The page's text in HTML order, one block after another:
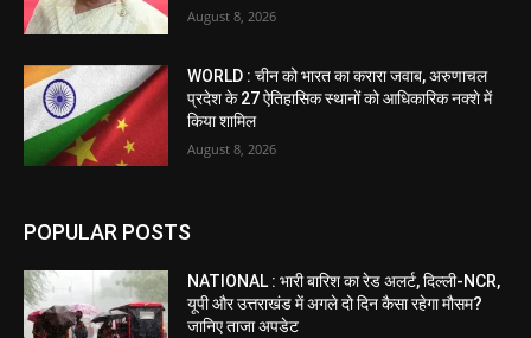
August 8, 2026
WORLD : चीन को भारत का करारा जवाब, अरुणाचल
प्रदेश के 27 ऐतिहासिक स्थानों को आधिकारिक नक्शे में
किया शामिल
August 8, 2026
POPULAR POSTS
NATIONAL : भारी बारिश का रेड अलर्ट, दिल्ली-NCR,
यूपी और उत्तराखंड में अगले दो दिन कैसा रहेगा मौसम?
जानिए ताजा अपडेट